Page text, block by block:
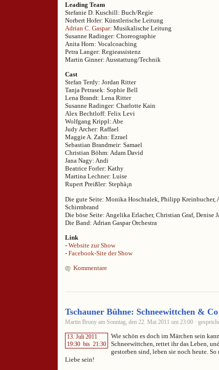
Leading Team
Stefanie D. Kuschill: Buch/Regie
Norbert Hofer: Künstlerische Leitung
Adrian C. Gaspar: Musikalische Leitung
Susanne Radinger: Choreographie
Anita Horn: Vocalcoaching
Petra Langer: Regieassistenz
Martin Ginner: Ausstattung/Technik
Cast
Stefan Terdy: Jordan Ritter
Tanja Petrasek: Sophie Bell
Lena Brandt: Lena Ritter
Susanne Radinger: Charlotte Kain
Alex Bechtloff: Felix Levi
Wolfgang Krippl: Abe
Judy Archer: Raffael
Maggie A. Zahn: Ezrael
Sebastian Brandmeir: Samael
Christian Böhm: Adam David
Jana Nagy: Andi
Beatrice Forler: Kathy
Martina Lechner: Luise
Rupert Preißler: Stephà¡n
Die gute Seite: Monika Hoschtalek, Philipp Kreinbucher,
Schirmbrand
Die böse Seite: Angelika Erlacher, Christian Graf, Denise
Die Band: Adrian Gaspar Orchestra
Link
- Website zur Show
- Facebook-Site der Show
Kommentare
Tschauner Bühne: Schneewittchen & Co
Martin Bruny am Sonntag, den 22. Mai 2011 um 23:00 ·
13. Juli 2011
19:30 bis 21:30
Wie schön es doch im Märchen sein
Schneewittchen, rettet ihr das Leben,
gestorben sind, leben sie noch heute.
Liebe sein!